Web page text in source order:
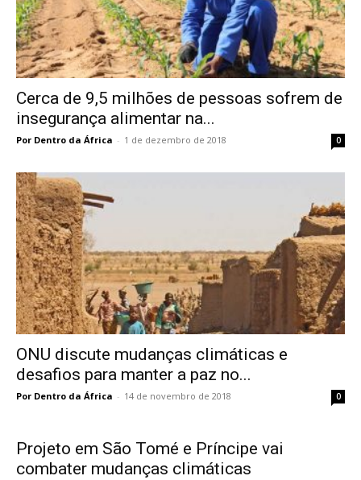
Cerca de 9,5 milhões de pessoas sofrem de
insegurança alimentar na...
Por Dentro da África - 1 de dezembro de 2018 0
ONU discute mudanças climáticas e
desafios para manter a paz no...
Por Dentro da África - 14 de novembro de 2018 0
Projeto em São Tomé e Príncipe vai
combater mudanças climáticas